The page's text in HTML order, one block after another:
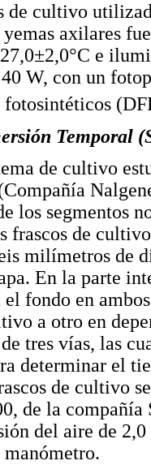
de cultivo
yemas axilares
e
W, con un
Temporal
de cultivo
los segmentos
frascos de
milímetros de
En la parte
el fondo en
a otro en
tres vías, las
determinar el
de cultivo
de la
del aire de